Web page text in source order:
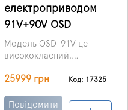
електроприводом
91V+90V OSD
Модель OSD-91V це
висококласний,
надійний та
електроприводом.
25999 грн Код: 17325
Повідомити